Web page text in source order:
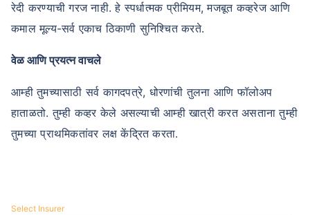
रेदी करण्याची गरज नाही. हे स्पर्धात्मक प्रीमियम, मजबूत कव्हरेज आणि
कमाल मूल्य-सर्व एकाच ठिकाणी सुनिश्चित करते.
वेळ आणि प्रयत्न वाचले
आम्ही तुमच्यासाठी सर्व कागदपत्रे, धोरणांची तुलना आणि फॉलोअप
हाताळतो. तुम्ही कव्हर केले असल्याची आम्ही खात्री करत असताना तुम्ही
तुमच्या प्राथमिकतांवर लक्ष केंद्रित करता.
Select Insurer